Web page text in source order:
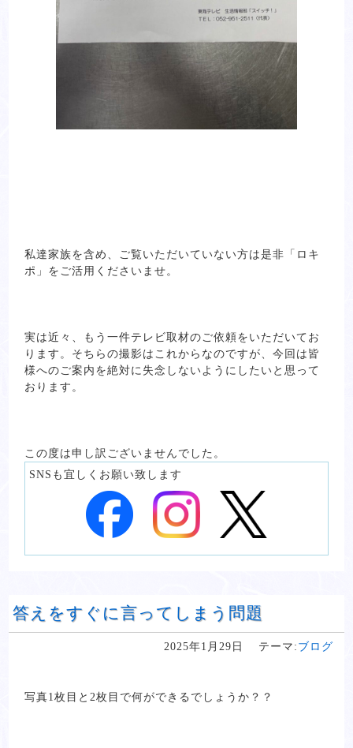
私達家族を含め、ご覧いただいていない方は是非「ロキ
ポ」をご活用くださいませ。
実は近々、もう一件テレビ取材のご依頼をいただいてお
ります。そちらの撮影はこれからなのですが、今回は皆
様へのご案内を絶対に失念しないようにしたいと思って
おります。
この度は申し訳ございませんでした。
SNSも宜しくお願い致します
答えをすぐに言ってしまう問題
2025年1月29日 テーマ: ブログ
写真1枚目と2枚目で何ができるでしょうか？？